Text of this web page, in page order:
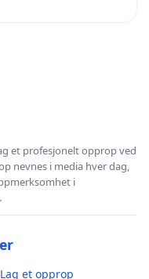
et profesjonelt opprop ved
nevnes i media hver dag,
i
Lag et opprop